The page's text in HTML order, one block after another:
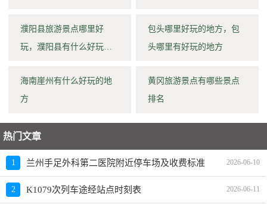
濮阳县旅游景点哪里好
玩，濮阳县有什么好玩的
包头哪里好玩的地方，包
头哪里有好玩的地方
海南崖州有什么好玩的地
方
黄冈旅游景点有哪些景点
排名
热门文章
1 兰州手足外科第二医院附近停车场及收费标准 2026-06-10
2 K1079次列车途经站点时刻表 2026-06-11